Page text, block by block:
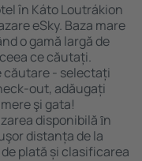
în Káto Loutrákion
eSky. Baza mare
o gamă largă de
ce căutați.
căutare - selectați
out, adăugați
şi gata!
disponibilă ȋn
distanța de la
plată și clasificarea